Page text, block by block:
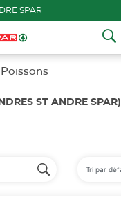
SPAR
ST ANDRE SPAR)